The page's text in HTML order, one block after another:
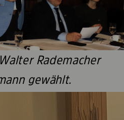
Rademacher
gewählt.